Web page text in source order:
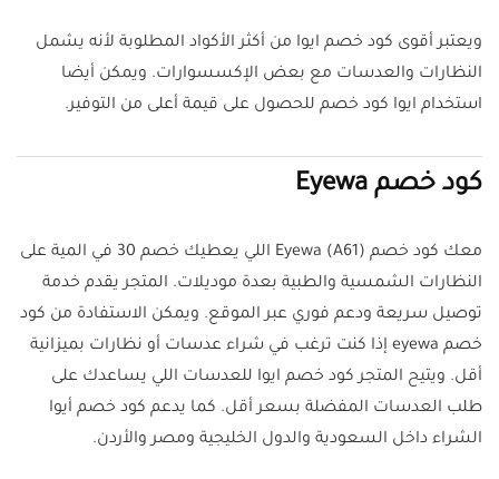
ويعتبر أقوى كود خصم ايوا من أكثر الأكواد المطلوبة لأنه يشمل
النظارات والعدسات مع بعض الإكسسوارات. ويمكن أيضا
استخدام ايوا كود خصم للحصول على قيمة أعلى من التوفير.
كود خصم Eyewa
معك كود خصم Eyewa (A61) اللي يعطيك خصم 30 في المية على
النظارات الشمسية والطبية بعدة موديلات. المتجر يقدم خدمة
توصيل سريعة ودعم فوري عبر الموقع. ويمكن الاستفادة من كود
خصم eyewa إذا كنت ترغب في شراء عدسات أو نظارات بميزانية
أقل. ويتيح المتجر كود خصم ايوا للعدسات اللي يساعدك على
طلب العدسات المفضلة بسعر أقل. كما يدعم كود خصم أيوا
الشراء داخل السعودية والدول الخليجية ومصر والأردن.